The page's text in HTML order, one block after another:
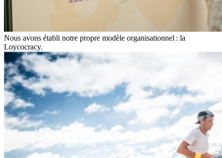
Nous avons établi notre propre modèle organisationnel : la
Loycocracy.